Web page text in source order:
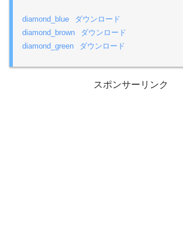
diamond_blue
ダウンロード
diamond_brown
ダウンロード
diamond_green
ダウンロード
スポンサーリンク